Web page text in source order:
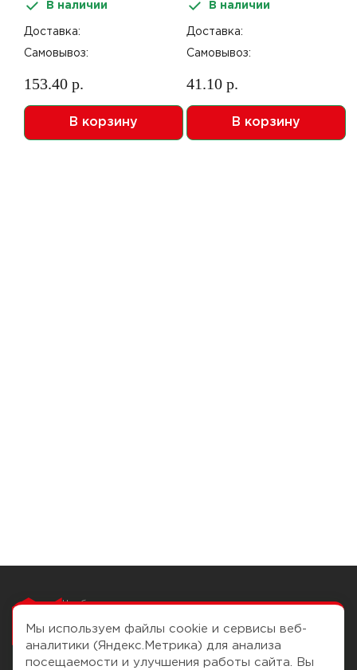
В наличии
Доставка:
Самовывоз:
153.40 р.
В корзину
В наличии
Доставка:
Самовывоз:
41.10 р.
В корзину
Чтобы вам легко
Мы используем файлы cookie и сервисы веб-
аналитики (Яндекс.Метрика) для анализа
посещаемости и улучшения работы сайта. Вы